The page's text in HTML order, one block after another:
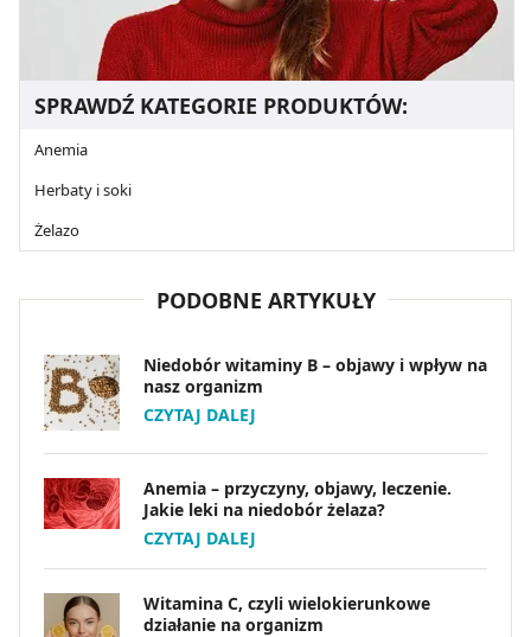
SPRAWDŹ KATEGORIE PRODUKTÓW:
Anemia
Herbaty i soki
Żelazo
PODOBNE ARTYKUŁY
Niedobór witaminy B – objawy i wpływ na
nasz organizm
CZYTAJ DALEJ
Anemia – przyczyny, objawy, leczenie.
Jakie leki na niedobór żelaza?
CZYTAJ DALEJ
Witamina C, czyli wielokierunkowe
działanie na organizm